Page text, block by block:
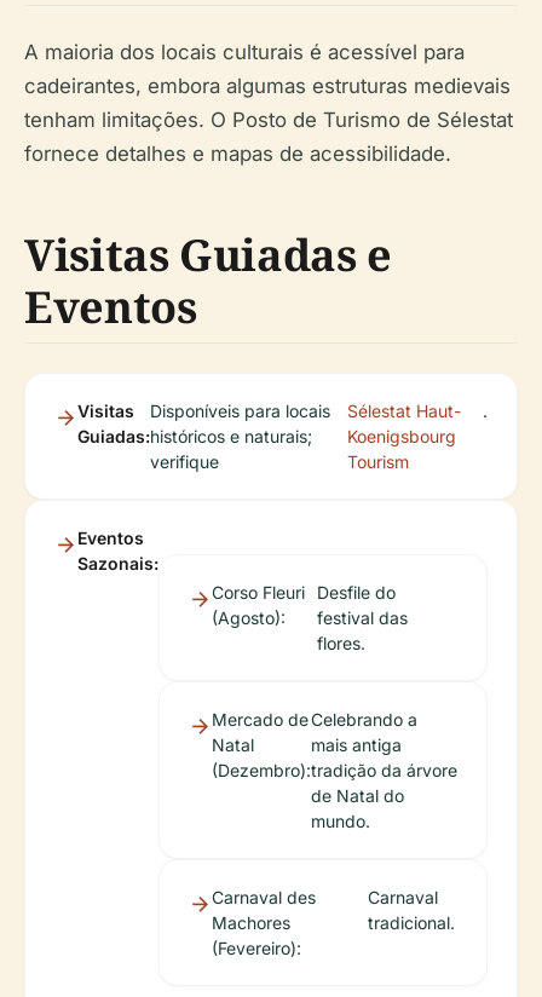
A maioria dos locais culturais é acessível para
cadeirantes, embora algumas estruturas medievais
tenham limitações. O Posto de Turismo de Sélestat
fornece detalhes e mapas de acessibilidade.
Visitas Guiadas e
Eventos
Visitas
Guiadas:
Disponíveis para locais
históricos e naturais;
verifique
Sélestat Haut-
Koenigsbourg
Tourism
.
Eventos
Sazonais:
Corso Fleuri
(Agosto):
Desfile do
festival das
flores.
Mercado de
Natal
(Dezembro):
Celebrando a
mais antiga
tradição da árvore
de Natal do
mundo.
Carnaval des
Machores
(Fevereiro):
Carnaval
tradicional.